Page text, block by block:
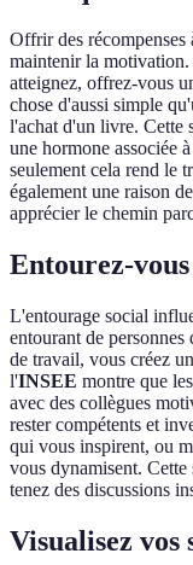
Offrir des récompenses
maintenir la
atteignez, offrez-vous
chose d'aussi simple
l'achat d'un livre. Cette
une hormone associée
seulement cela rend le
également une raison
apprécier le chemin
Entourez-
L'entourage social
entourant de
de travail, vous créez
l'INSEE montre que
avec des collègues
rester compétents et
qui vous inspirent, ou
vous dynamisent.
tenez des discussions
Visualisez vos